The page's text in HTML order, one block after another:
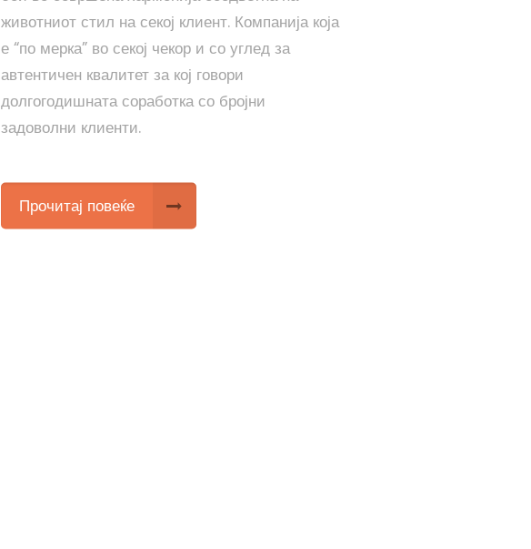
животниот стил на секој клиент. Компанија која
е “по мерка” во секој чекор и со углед за
автентичен квалитет за кој говори
долгогодишната соработка со бројни
задоволни клиенти.
Прочитај повеќе